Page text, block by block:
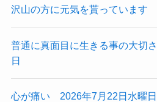
沢山の方に元気を貰っています
普通に真面目に生きる事の大切
日
心が痛い 2026年7月22日水曜日